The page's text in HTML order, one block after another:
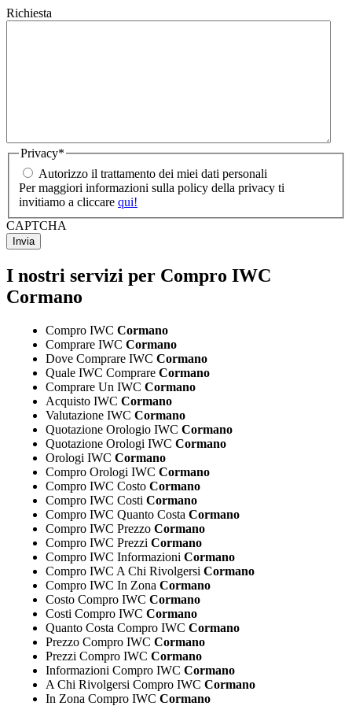
Richiesta
Privacy*
Autorizzo il trattamento dei miei dati personali
Per maggiori informazioni sulla policy della privacy ti
invitiamo a cliccare qui!
CAPTCHA
I nostri servizi per Compro IWC
Cormano
Compro IWC Cormano
Comprare IWC Cormano
Dove Comprare IWC Cormano
Quale IWC Comprare Cormano
Comprare Un IWC Cormano
Acquisto IWC Cormano
Valutazione IWC Cormano
Quotazione Orologio IWC Cormano
Quotazione Orologi IWC Cormano
Orologi IWC Cormano
Compro Orologi IWC Cormano
Compro IWC Costo Cormano
Compro IWC Costi Cormano
Compro IWC Quanto Costa Cormano
Compro IWC Prezzo Cormano
Compro IWC Prezzi Cormano
Compro IWC Informazioni Cormano
Compro IWC A Chi Rivolgersi Cormano
Compro IWC In Zona Cormano
Costo Compro IWC Cormano
Costi Compro IWC Cormano
Quanto Costa Compro IWC Cormano
Prezzo Compro IWC Cormano
Prezzi Compro IWC Cormano
Informazioni Compro IWC Cormano
A Chi Rivolgersi Compro IWC Cormano
In Zona Compro IWC Cormano